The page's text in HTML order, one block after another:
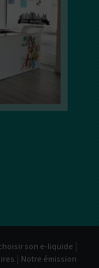
son e-liquide |
| Notre émission